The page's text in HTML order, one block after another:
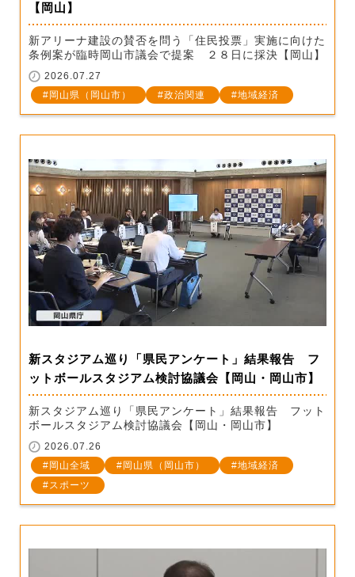
【岡山】
新アリーナ建設の賛否を問う「住民投票」実施に向けた
条例案が臨時岡山市議会で提案 ２８日に採決【岡山】
2026.07.27
岡山県（岡山市）
政治関連 地域経済
新スタジアム巡り「県民アンケート」結果報告 フ
ットボールスタジアム検討協議会【岡山・岡山市】
新スタジアム巡り「県民アンケート」結果報告 フット
ボールスタジアム検討協議会【岡山・岡山市】
2026.07.26
岡山全域
岡山県（岡山市）
地域経済
スポーツ